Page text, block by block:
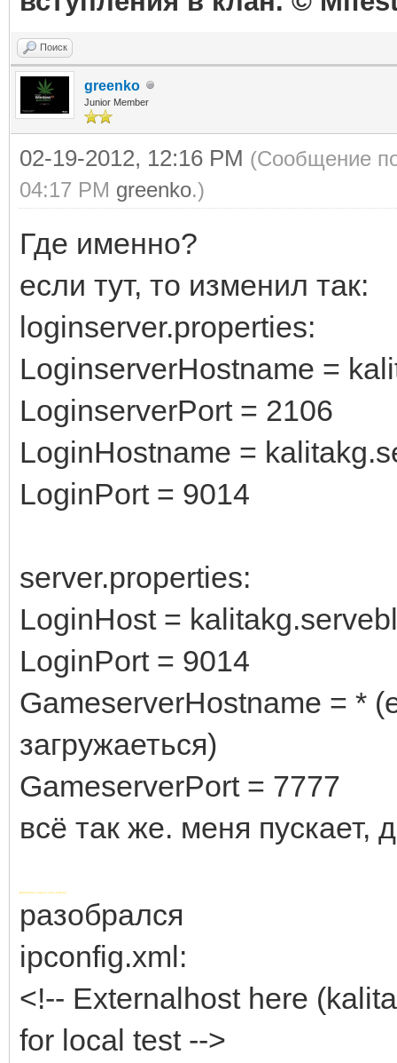
Поиск
greenko
Junior Member
02-19-2012, 12:16 PM (Сообщение
04:17 PM greenko.)
Где именно?
если тут, то изменил так:
loginserver.properties:
LoginserverHostname =
LoginserverPort = 2106
LoginHostname =
LoginPort = 9014
server.properties:
LoginHost =
LoginPort = 9014
GameserverHostname = *
загружаеться)
GameserverPort = 7777
всё так же. меня пускает,
Добавлено через 4 часа 0 минут
разобрался
ipconfig.xml:
<!-- Externalhost here
for local test -->